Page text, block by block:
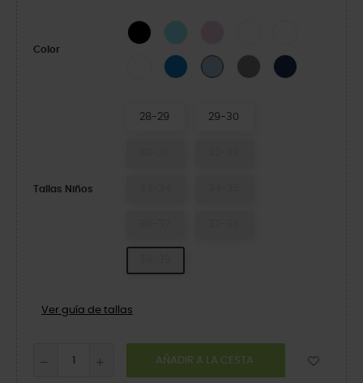
Color
Black Ice Blue/White
White/Pink Crush
Blue Bolt/Turbo Teal
Blue Frost/Guava
Slate Grey/Navy
Navy/Red
Tallas Niños
28-29 29-30
Ver guía de tallas
AÑADIR A LA CESTA